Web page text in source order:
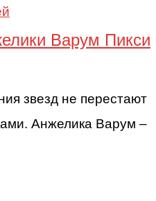
Варум Пикси
звезд не перестают
Анжелика Варум –